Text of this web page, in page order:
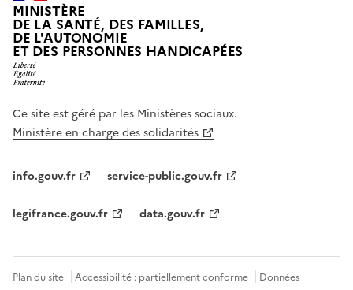
MINISTÈRE
DE LA SANTÉ, DES FAMILLES,
DE L'AUTONOMIE
ET DES PERSONNES HANDICAPÉES
Ce site est géré par les Ministères sociaux.
Ministère en charge des solidarités
info.gouv.fr service-public.gouv.fr
legifrance.gouv.fr data.gouv.fr
Plan du site Accessibilité : partiellement conforme Données